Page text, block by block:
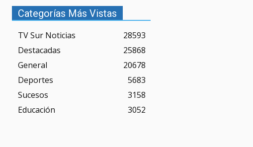
Categorías Más Vistas
TV Sur Noticias
28593
Destacadas
25868
General
20678
Deportes
5683
Sucesos
3158
Educación
3052